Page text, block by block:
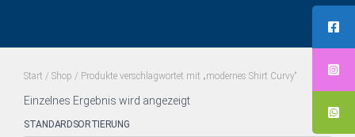
Start / Shop / Produkte verschlagwortet mit „modernes Shirt Curvy“
Einzelnes Ergebnis wird angezeigt